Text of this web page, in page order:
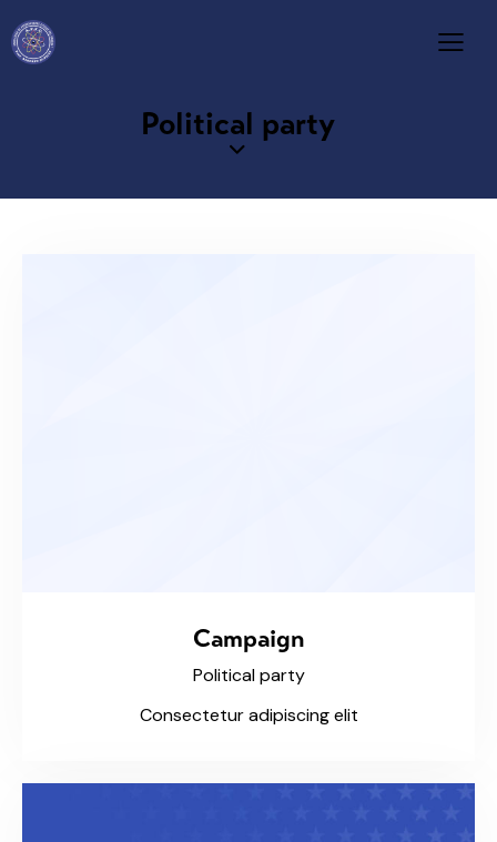
Political party
Campaign
Political party
Consectetur adipiscing elit